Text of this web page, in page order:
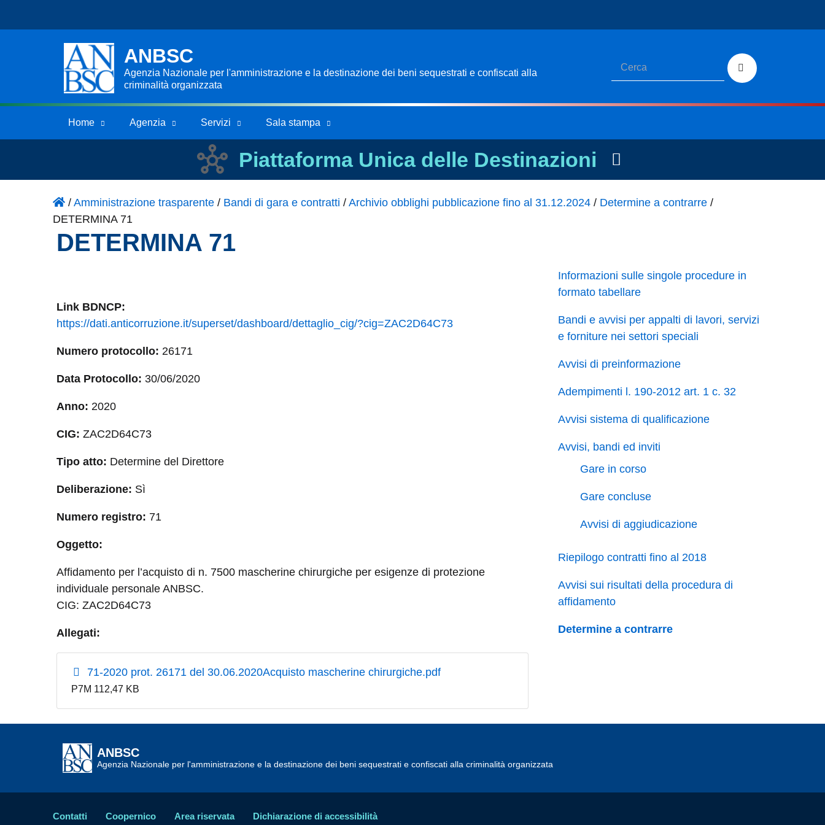
ANBSC
Agenzia Nazionale per l'amministrazione e la destinazione dei beni sequestrati e confiscati alla
criminalità organizzata
Home Agenzia Servizi Sala stampa
Piattaforma Unica delle Destinazioni
/Amministrazione trasparente / Bandi di gara e contratti /Archivio obblighi pubblicazione fino al 31.12.2024 / Determine a contrarre /
DETERMINA 71
DETERMINA 71
Link BDNCP:
https://dati.anticorruzione.it/superset/dashboard/dettaglio_cig/?cig=ZAC2D64C73
Numero protocollo: 26171
Data Protocollo: 30/06/2020
Anno: 2020
CIG: ZAC2D64C73
Tipo atto: Determine del Direttore
Deliberazione: Sì
Numero registro: 71
Oggetto:
Affidamento per l’acquisto di n. 7500 mascherine chirurgiche per esigenze di protezione
individuale personale ANBSC.
CIG: ZAC2D64C73
Allegati:
71-2020 prot. 26171 del 30.06.2020Acquisto mascherine chirurgiche.pdf
P7M 112,47 KB
Informazioni sulle singole procedure in
formato tabellare
Bandi e avvisi per appalti di lavori, servizi
e forniture nei settori speciali
Avvisi di preinformazione
Adempimenti l. 190-2012 art. 1 c. 32
Avvisi sistema di qualificazione
Avvisi, bandi ed inviti
Gare in corso
Gare concluse
Avvisi di aggiudicazione
Riepilogo contratti fino al 2018
Avvisi sui risultati della procedura di
affidamento
Determine a contrarre
ANBSC
Agenzia Nazionale per l'amministrazione e la destinazione dei beni sequestrati e confiscati alla criminalità organizzata
Contatti Coopernico Area riservata Dichiarazione di accessibilità